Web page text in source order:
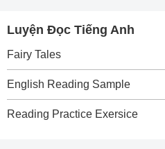
Luyện Đọc Tiếng Anh
Fairy Tales
English Reading Sample
Reading Practice Exersice